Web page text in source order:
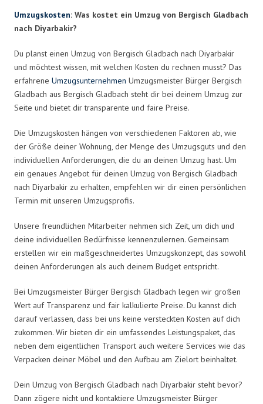
Umzugskosten: Was kostet ein Umzug von Bergisch Gladbach
nach Diyarbakir?
Du planst einen Umzug von Bergisch Gladbach nach Diyarbakir
und möchtest wissen, mit welchen Kosten du rechnen musst? Das
erfahrene Umzugsunternehmen Umzugsmeister Bürger Bergisch
Gladbach aus Bergisch Gladbach steht dir bei deinem Umzug zur
Seite und bietet dir transparente und faire Preise.
Die Umzugskosten hängen von verschiedenen Faktoren ab, wie
der Größe deiner Wohnung, der Menge des Umzugsguts und den
individuellen Anforderungen, die du an deinen Umzug hast. Um
ein genaues Angebot für deinen Umzug von Bergisch Gladbach
nach Diyarbakir zu erhalten, empfehlen wir dir einen persönlichen
Termin mit unseren Umzugsprofis.
Unsere freundlichen Mitarbeiter nehmen sich Zeit, um dich und
deine individuellen Bedürfnisse kennenzulernen. Gemeinsam
erstellen wir ein maßgeschneidertes Umzugskonzept, das sowohl
deinen Anforderungen als auch deinem Budget entspricht.
Bei Umzugsmeister Bürger Bergisch Gladbach legen wir großen
Wert auf Transparenz und fair kalkulierte Preise. Du kannst dich
darauf verlassen, dass bei uns keine versteckten Kosten auf dich
zukommen. Wir bieten dir ein umfassendes Leistungspaket, das
neben dem eigentlichen Transport auch weitere Services wie das
Verpacken deiner Möbel und den Aufbau am Zielort beinhaltet.
Dein Umzug von Bergisch Gladbach nach Diyarbakir steht bevor?
Dann zögere nicht und kontaktiere Umzugsmeister Bürger